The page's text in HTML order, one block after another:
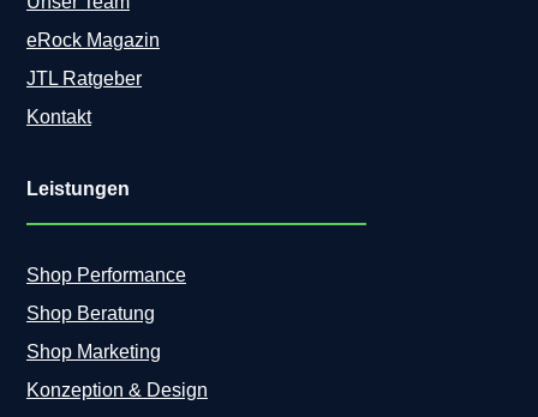
eRock Magazin
JTL Ratgeber
Kontakt
Leistungen
Shop Performance
Shop Beratung
Shop Marketing
Konzeption & Design